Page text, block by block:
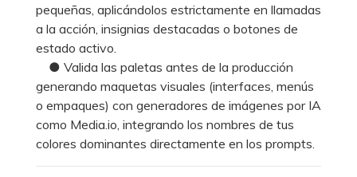
pequeñas, aplicándolos estrictamente en llamadas
a la acción, insignias destacadas o botones de
estado activo.
● Valida las paletas antes de la producción
generando maquetas visuales (interfaces, menús
o empaques) con generadores de imágenes por IA
como Media.io, integrando los nombres de tus
colores dominantes directamente en los prompts.